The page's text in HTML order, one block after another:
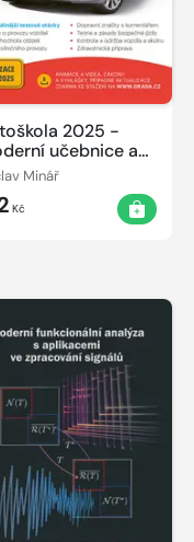
2025 -
učebnice a
otázky
Minář
Kč